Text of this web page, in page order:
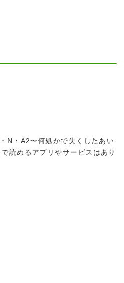
N・A2〜何処かで失くしたあい
読めるアプリやサービスはあり